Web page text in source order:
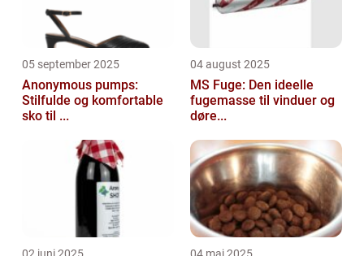
05 september 2025
Anonymous pumps:
Stilfulde og komfortable
sko til ...
04 august 2025
MS Fuge: Den ideelle
fugemasse til vinduer og
døre...